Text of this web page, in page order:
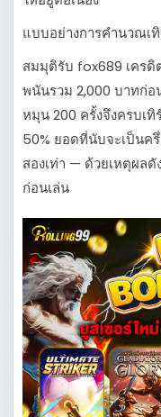
แบบอย่างการคำนวณเ
สมมุติรับ fox689 เคร
พนันรวม 2,000 บาทก่อ
หมุน 200 ครั้งจึงครบเทิ
50% ยอดที่นับจะเป็นค
สองเท่า — ด้วยเหตุผล
ก่อนเล่น